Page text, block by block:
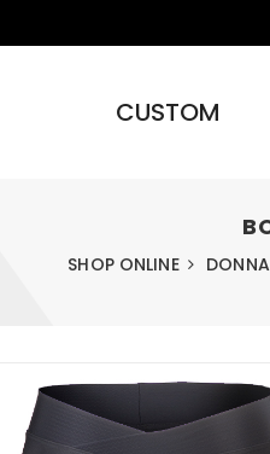
CUSTOM
SHOP ONLINE DONNA